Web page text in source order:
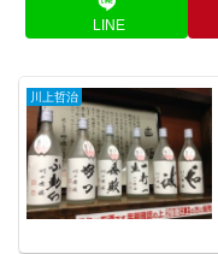
LINE
川上哲治